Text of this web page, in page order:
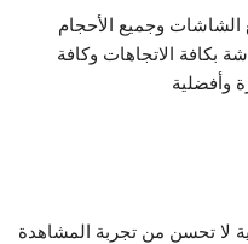
الشاشات وجميع الأحجام
بكافة الاتجاهات وكافة
وأفضلية
لا تحسن من تجربة المشاهدة